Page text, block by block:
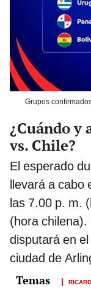
Grupos
¿Cuándo y
vs. Chile?
El esperado
llevará a cabo
las 7.00 p. m.
(hora
disputará en
ciudad de